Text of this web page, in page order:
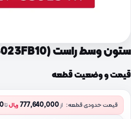
ستون وسط راست (714023FB10)
قیمت و وضعیت قطعه
قیمت حدودی قطعه: از777,640,000 ریالتا